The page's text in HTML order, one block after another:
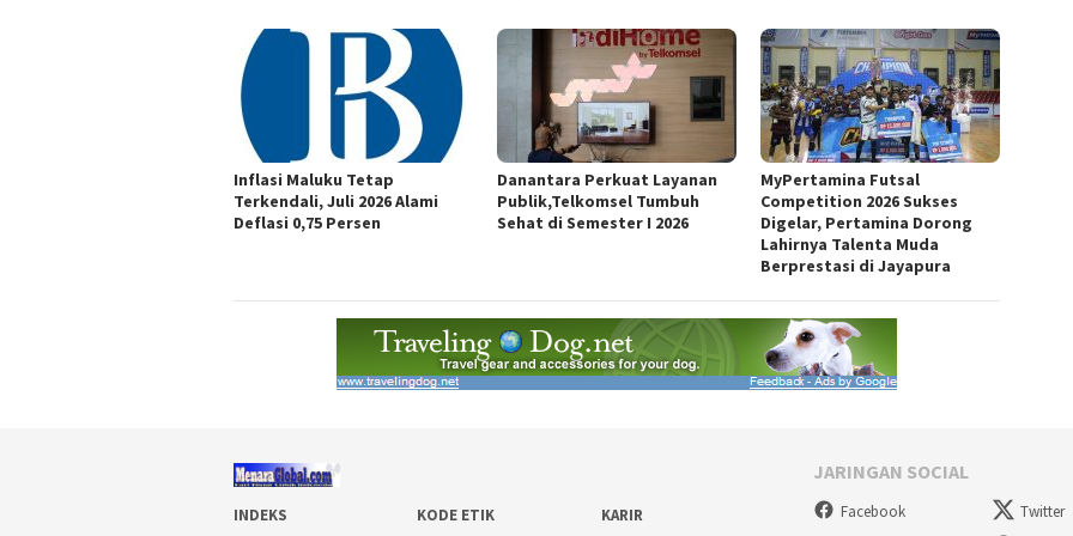
Inflasi Maluku Tetap
Terkendali, Juli 2026 Alami
Deflasi 0,75 Persen
Danantara Perkuat Layanan
Publik,Telkomsel Tumbuh
Sehat di Semester I 2026
MyPertamina Futsal
Competition 2026 Sukses
Digelar, Pertamina Dorong
Lahirnya Talenta Muda
Berprestasi di Jayapura
INDEKS KODE ETIK KARIR
JARINGAN SOCIAL
Facebook Twitter